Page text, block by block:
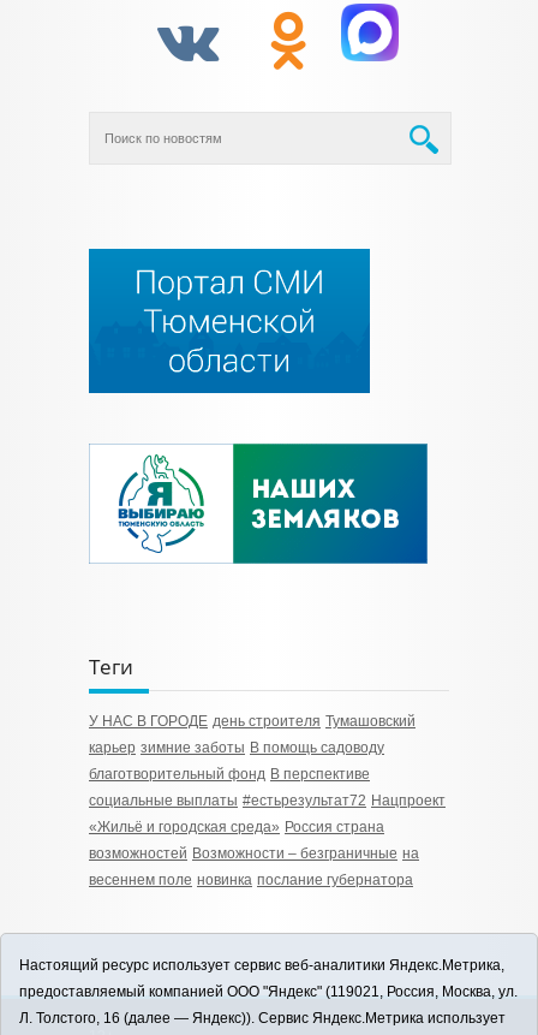
Теги
У НАС В ГОРОДЕ день строителя Тумашовский
карьер зимние заботы В помощь садоводу
благотворительный фонд В перспективе
социальные выплаты #естьрезультат72 Нацпроект
«Жильё и городская среда» Россия страна
возможностей Возможности – безграничные на
весеннем поле новинка послание губернатора
Настоящий ресурс использует сервис веб-аналитики Яндекс.Метрика,
предоставляемый компанией ООО "Яндекс" (119021, Россия, Москва, ул.
Л. Толстого, 16 (далее — Яндекс)). Сервис Яндекс.Метрика использует